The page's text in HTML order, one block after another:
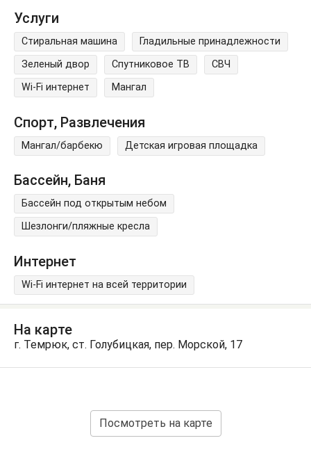
Услуги
Стиральная машина
Гладильные принадлежности
Зеленый двор
Спутниковое ТВ
СВЧ
Wi-Fi интернет
Мангал
Спорт, Развлечения
Мангал/барбекю Детская игровая площадка
Бассейн, Баня
Бассейн под открытым небом
Шезлонги/пляжные кресла
Интернет
Wi-Fi интернет на всей территории
На карте
г. Темрюк, ст. Голубицкая, пер. Морской, 17
Посмотреть на карте